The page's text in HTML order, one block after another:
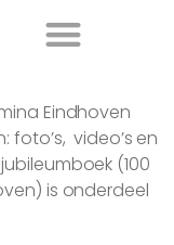
Eindhoven
video’s en
(100
is onderdeel